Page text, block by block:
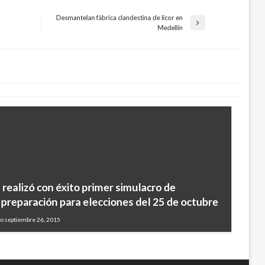
Desmantelan fábrica clandestina de licor en
Medellín
con éxito primer simulacro de
para elecciones del 25 de octubre
septiembre 26, 2015